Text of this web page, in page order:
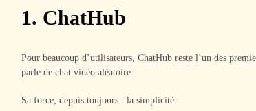
1. ChatHub
Pour beaucoup d’utilisateurs, ChatHub reste l’un des
parle de chat vidéo aléatoire.
Sa force, depuis toujours : la simplicité.